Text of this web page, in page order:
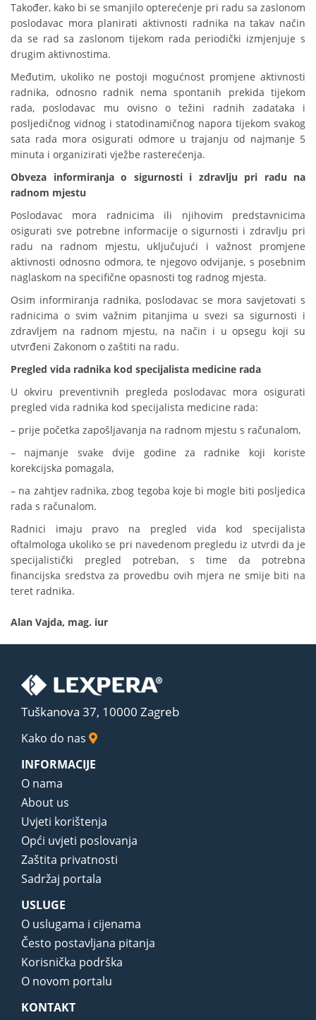
Također, kako bi se smanjilo opterećenje pri radu sa zaslonom
poslodavac mora planirati aktivnosti radnika na takav način
da se rad sa zaslonom tijekom rada periodički izmjenjuje s
drugim aktivnostima.
Međutim, ukoliko ne postoji mogućnost promjene aktivnosti
radnika, odnosno radnik nema spontanih prekida tijekom
rada, poslodavac mu ovisno o težini radnih zadataka i
posljedičnog vidnog i statodinamičnog napora tijekom svakog
sata rada mora osigurati odmore u trajanju od najmanje 5
minuta i organizirati vježbe rasterećenja.
Obveza informiranja o sigurnosti i zdravlju pri radu na
radnom mjestu
Poslodavac mora radnicima ili njihovim predstavnicima
osigurati sve potrebne informacije o sigurnosti i zdravlju pri
radu na radnom mjestu, uključujući i važnost promjene
aktivnosti odnosno odmora, te njegovo odvijanje, s posebnim
naglaskom na specifične opasnosti tog radnog mjesta.
Osim informiranja radnika, poslodavac se mora savjetovati s
radnicima o svim važnim pitanjima u svezi sa sigurnosti i
zdravljem na radnom mjestu, na način i u opsegu koji su
utvrđeni Zakonom o zaštiti na radu.
Pregled vida radnika kod specijalista medicine rada
U okviru preventivnih pregleda poslodavac mora osigurati
pregled vida radnika kod specijalista medicine rada:
– prije početka zapošljavanja na radnom mjestu s računalom,
– najmanje svake dvije godine za radnike koji koriste
korekcijska pomagala,
– na zahtjev radnika, zbog tegoba koje bi mogle biti posljedica
rada s računalom.
Radnici imaju pravo na pregled vida kod specijalista
oftalmologa ukoliko se pri navedenom pregledu iz utvrdi da je
specijalistički pregled potreban, s time da potrebna
financijska sredstva za provedbu ovih mjera ne smije biti na
teret radnika.
Alan Vajda, mag. iur
Tuškanova 37, 10000 Zagreb
Kako do nas
INFORMACIJE
O nama
About us
Uvjeti korištenja
Opći uvjeti poslovanja
Zaštita privatnosti
Sadržaj portala
USLUGE
O uslugama i cijenama
Često postavljana pitanja
Korisnička podrška
O novom portalu
KONTAKT